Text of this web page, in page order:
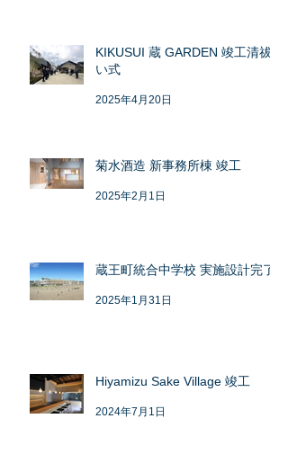
KIKUSUI 蔵 GARDEN 竣工清祓
い式
2025年4月20日
菊水酒造 新事務所棟 竣工
2025年2月1日
蔵王町統合中学校 実施設計完了
2025年1月31日
Hiyamizu Sake Village 竣工
2024年7月1日